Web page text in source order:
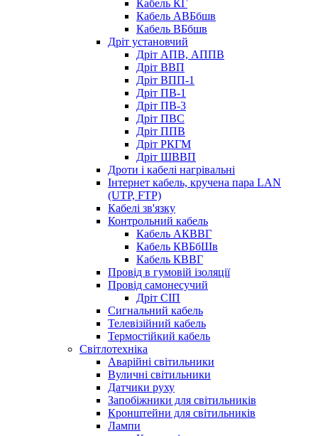
Кабель КГ
Кабель АВБбшв
Кабель ВБбшв
Дріт установчий
Дріт АПВ, АППВ
Дріт ВВП
Дріт ВПП-1
Дріт ПВ-1
Дріт ПВ-3
Дріт ПВС
Дріт ППВ
Дріт РКГМ
Дріт ШВВП
Дроти і кабелі нагрівальні
Інтернет кабель, кручена пара LAN
(UTP, FTP)
Кабелі зв'язку
Контрольний кабель
Кабель АКВВГ
Кабель КВБбШв
Кабель КВВГ
Провід в гумовій ізоляції
Провід самонесучий
Дріт СІП
Сигнальний кабель
Телевізійний кабель
Термостійкий кабель
Світлотехніка
Аварійні світильники
Вуличні світильники
Датчики руху
Запобіжники для світильників
Кронштейни для світильників
Лампи